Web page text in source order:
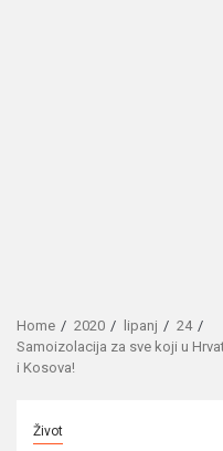
Home 2020 lipanj
24
Samoizolacija za sve koji u
i Kosova!
Život